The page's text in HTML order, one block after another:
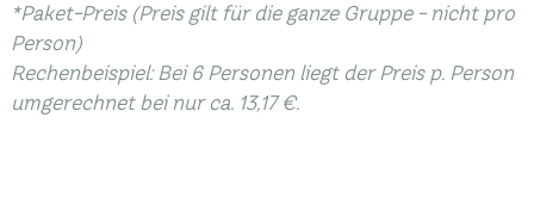
*Paket-Preis (Preis gilt für die ganze Gruppe - nicht pro
Person)
Rechenbeispiel: Bei 6 Personen liegt der Preis p. Person
umgerechnet bei nur ca. 13,17 €.